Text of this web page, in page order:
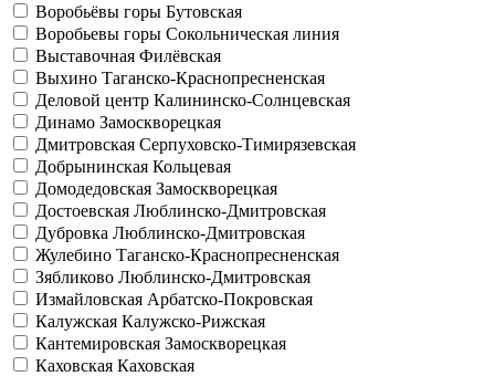
Воробьёвы горы Бутовская
Воробьевы горы Сокольническая линия
Выставочная Филёвская
Выхино Таганско-Краснопресненская
Деловой центр Калининско-Солнцевская
Динамо Замоскворецкая
Дмитровская Серпуховско-Тимирязевская
Добрынинская Кольцевая
Домодедовская Замоскворецкая
Достоевская Люблинско-Дмитровская
Дубровка Люблинско-Дмитровская
Жулебино Таганско-Краснопресненская
Зябликово Люблинско-Дмитровская
Измайловская Арбатско-Покровская
Калужская Калужско-Рижская
Кантемировская Замоскворецкая
Каховская Каховская